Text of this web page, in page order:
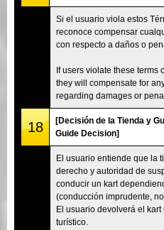
Si el usuario viola estos
reconoce compensar
con respecto a daños o
If users violate these terms
they will compensate for
regarding damages or
18
[Decisión de la Tienda y
Guide Decision]
El usuario entiende que la
derecho y autoridad de
conducir un kart
(conducción imprudente,
El usuario devolverá el
turístico.